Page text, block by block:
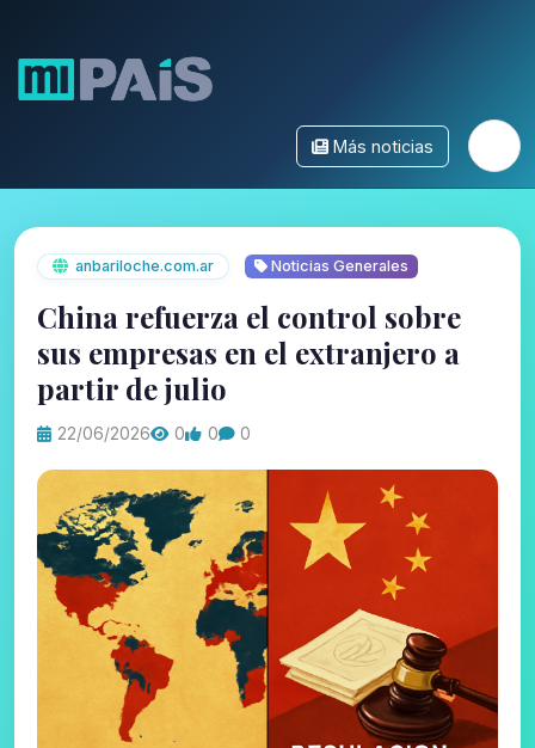
Más noticias
anbariloche.com.ar Noticias Generales
China refuerza el control sobre
sus empresas en el extranjero a
partir de julio
22/06/2026 0 0 0